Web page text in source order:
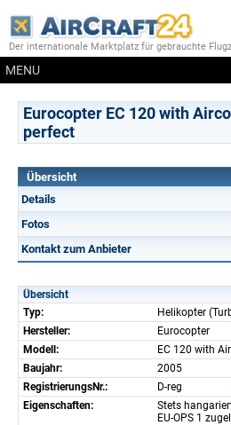
Der internationale Marktplatz für gebrauchte
MENU
Eurocopter EC 120 with
perfect
Übersicht
Details
Fotos
Kontakt zum Anbieter
Übersicht
Typ:
Helikopter
Hersteller:
Eurocopter
Modell:
EC 120 with
Baujahr:
2005
RegistrierungsNr.:
D-reg
Eigenschaften:
Stets
EU-OPS 1